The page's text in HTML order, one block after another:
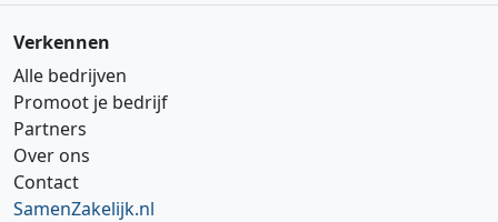
Verkennen
Alle bedrijven
Promoot je bedrijf
Partners
Over ons
Contact
SamenZakelijk.nl